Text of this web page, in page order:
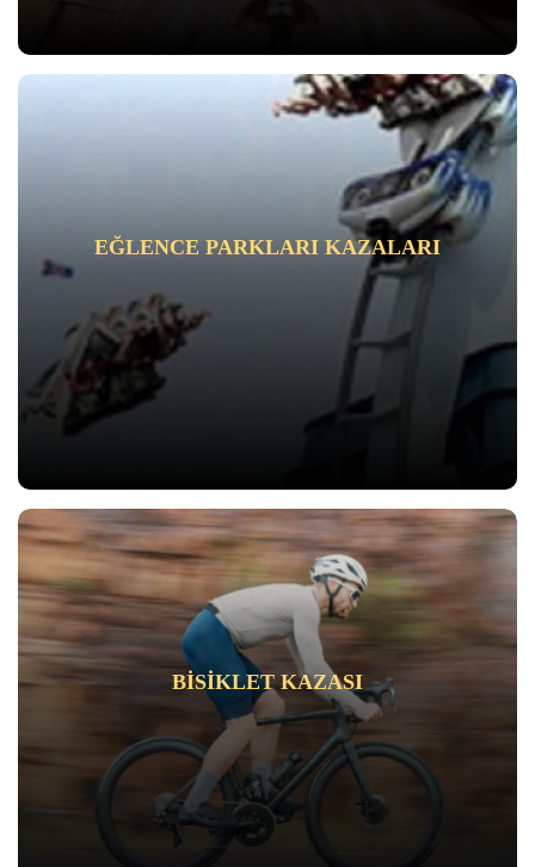
EĞLENCE PARKLARI KAZALARI
BISIKLET KAZASI